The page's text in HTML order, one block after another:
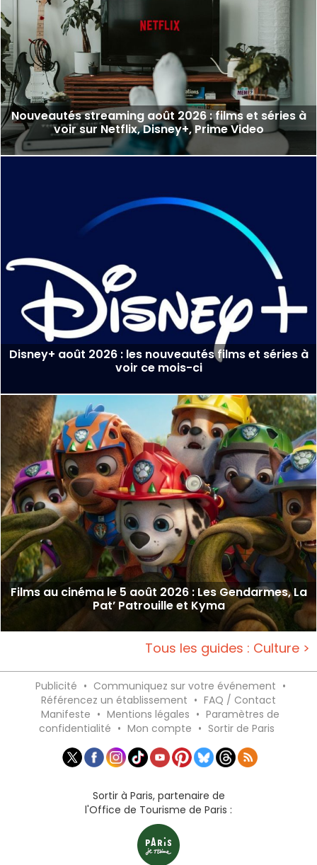
Nouveautés streaming août 2026 : films et séries à
voir sur Netflix, Disney+, Prime Video
Disney+ août 2026 : les nouveautés films et séries à
voir ce mois-ci
Films au cinéma le 5 août 2026 : Les Gendarmes, La
Pat’ Patrouille et Kyma
Tous les guides : Culture >
Publicité • Communiquez sur votre événement •
Référencez un établissement • FAQ / Contact
Manifeste • Mentions légales • Paramètres de
confidentialité • Mon compte • Sortir de Paris
Sortir à Paris, partenaire de
l'Office de Tourisme de Paris :